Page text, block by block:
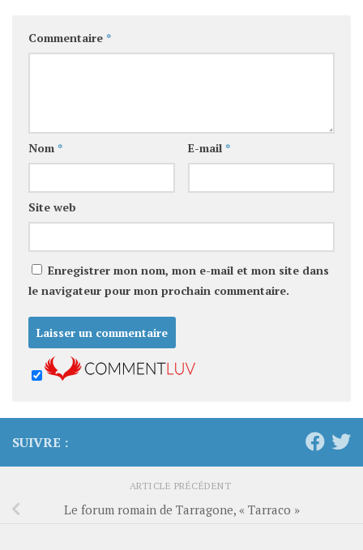
Commentaire *
Nom * E-mail *
Site web
Enregistrer mon nom, mon e-mail et mon site dans
le navigateur pour mon prochain commentaire.
SUIVRE :
ARTICLE PRÉCÉDENT
Le forum romain de Tarragone, « Tarraco »